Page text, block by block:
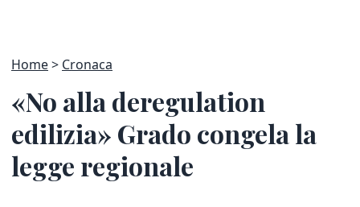
Home Cronaca
«No alla deregulation
edilizia» Grado congela la
legge regionale